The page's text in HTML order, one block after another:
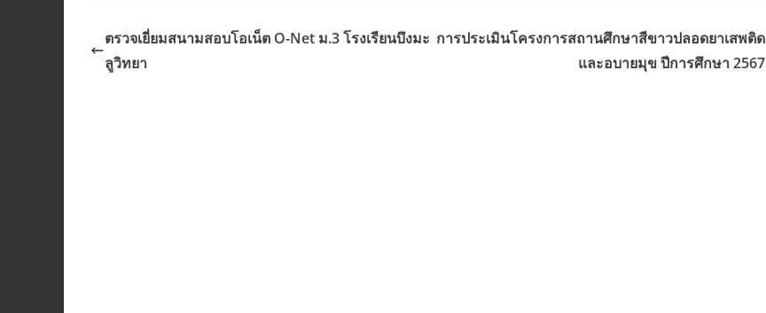
ตรวจเยี่ยมสนามสอบโอเน็ต O-Net ม.3 โรงเรียนบึงมะ
ลูวิทยา
การประเมินโครงการสถานศึกษาสีขาวปลอดยาเสพติด
และอบายมุข ปีการศึกษา 2567